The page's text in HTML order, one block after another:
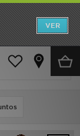
VER
a pesquisa